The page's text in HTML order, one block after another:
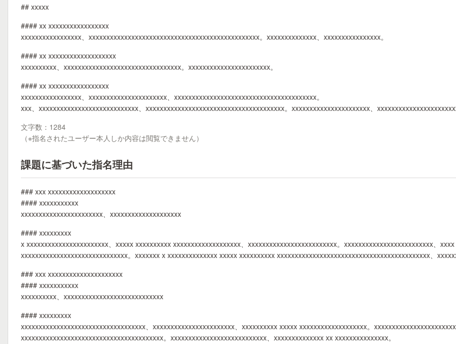
## xxxxx
#### xx xxxxxxxxxxxxxxxxx
xxxxxxxxxxxxxxxxx、xxxxxxxxxxxxxxxxxxxxxxxxxxxxxxxxxxxxxxxxxxxxxxxx。xxxxxxxxxxxxxx、xxxxxxxxxxxxxxxx。
#### xx xxxxxxxxxxxxxxxxxxx
xxxxxxxxxx、xxxxxxxxxxxxxxxxxxxxxxxxxxxxxxxxx。xxxxxxxxxxxxxxxxxxxxxxx。
#### xx xxxxxxxxxxxxxxxxx
xxxxxxxxxxxxxxxxx、xxxxxxxxxxxxxxxxxxxxxx、xxxxxxxxxxxxxxxxxxxxxxxxxxxxxxxxxxxxxxxx。
xxx、xxxxxxxxxxxxxxxxxxxxxxxxxxxx、xxxxxxxxxxxxxxxxxxxxxxxxxxxxxxxxxxxxxxx。xxxxxxxxxxxxxxxxxxxxxx、
文字数：1284
（※指名されたユーザー本人しか内容は閲覧できません）
課題に基づいた指名理由
### xxx xxxxxxxxxxxxxxxxxxx
#### xxxxxxxxxxx
xxxxxxxxxxxxxxxxxxxxxxx、xxxxxxxxxxxxxxxxxxxx
#### xxxxxxxxx
x xxxxxxxxxxxxxxxxxxxxxxx、xxxxx xxxxxxxxxx xxxxxxxxxxxxxxxxxxx、xxxxxxxxxxxxxxxxxxxxxxxxx。xxxxxxxxxxxxxxxxxxxxxxxxx、xxxx
xxxxxxxxxxxxxxxxxxxxxxxxxxxxxx。xxxxxxx x xxxxxxxxxxxxxx xxxxx xxxxxxxxxx xxxxxxxxxxxxxxxxxxxxxxxxxxxxxxxxxxxxxxxxxxx、
### xxx xxxxxxxxxxxxxxxxxxxxx
#### xxxxxxxxxxx
xxxxxxxxxx、xxxxxxxxxxxxxxxxxxxxxxxxxxxx
#### xxxxxxxxx
xxxxxxxxxxxxxxxxxxxxxxxxxxxxxxxxxxx、xxxxxxxxxxxxxxxxxxxxxxx、xxxxxxxxxx xxxxx xxxxxxxxxxxxxxxxxxx。
xxxxxxxxxxxxxxxxxxxxxxxxxxxxxxxxxxxxxxxx。xxxxxxxxxxxxxxxxxxxxxxxxxxx、xxxxxxxxxxxxxx xx xxxxxxxxxxxxxxx。